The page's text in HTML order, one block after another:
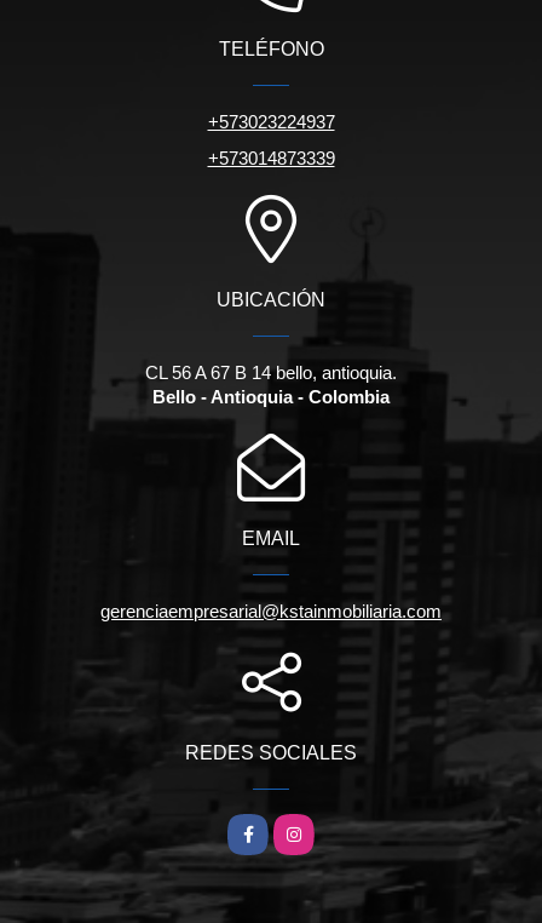
TELÉFONO
+573023224937
+573014873339
UBICACIÓN
CL 56 A 67 B 14 bello, antioquia.
Bello - Antioquia - Colombia
EMAIL
gerenciaempresarial@kstainmobiliaria.com
REDES SOCIALES
FacebookInstagram